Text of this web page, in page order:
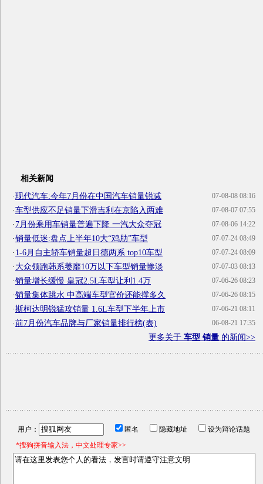
相关新闻
07-08-08 08:16
·现代汽车:今年7月份在中国汽车销量锐减
07-08-07 07:55
·车型供应不足销量下滑吉利在京陷入两难
07-08-06 14:22
·7月份乘用车销量普遍下降 一汽大众夺冠
07-07-24 08:49
·销量低迷:盘点上半年10大“鸡肋”车型
07-07-24 08:09
·1-6月自主轿车销量超日德两系 top10车型
07-07-03 08:13
·大众领跑韩系萎靡10万以下车型销量惨淡
07-06-26 08:23
·销量增长缓慢 皇冠2.5L车型让利1.4万
07-06-26 08:15
·销量集体跳水 中高端车型官价还能撑多久
07-06-21 08:11
·斯柯达明锐猛攻销量 1.6L车型下半年上市
06-08-21 17:35
·前7月份汽车品牌与厂家销量排行榜(表)
更多关于 车型 销量 的新闻>>
用户： 匿名 隐藏地址
设为辩论话题
*搜狗拼音输入法，中文处理专家>>